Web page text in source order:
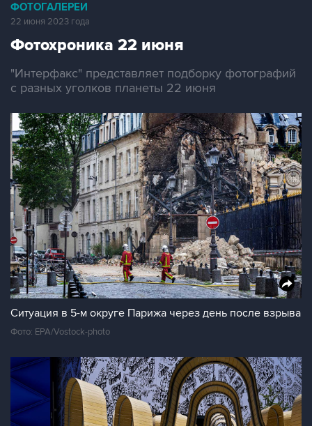
ФОТОГАЛЕРЕИ
22 июня 2023 года
Фотохроника 22 июня
"Интерфакс" представляет подборку фотографий
с разных уголков планеты 22 июня
Ситуация в 5-м округе Парижа через день после взрыва
Фото: EPA/Vostock-photo